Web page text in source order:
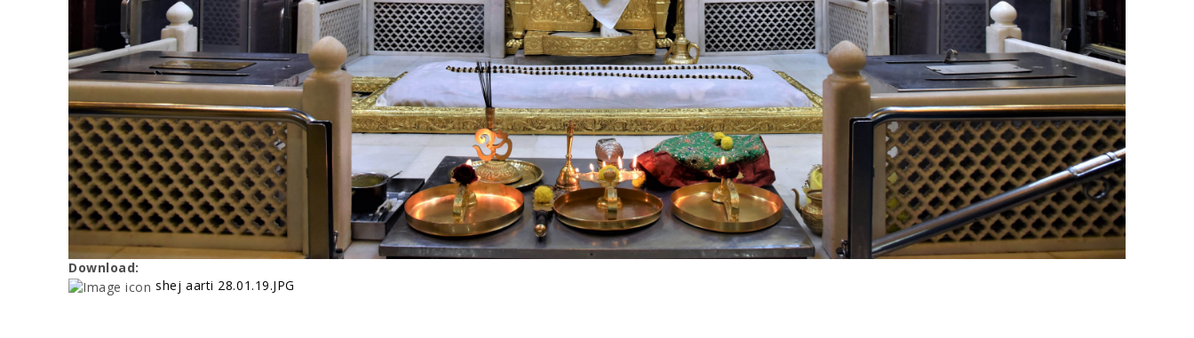
Download:
shej aarti 28.01.19.JPG